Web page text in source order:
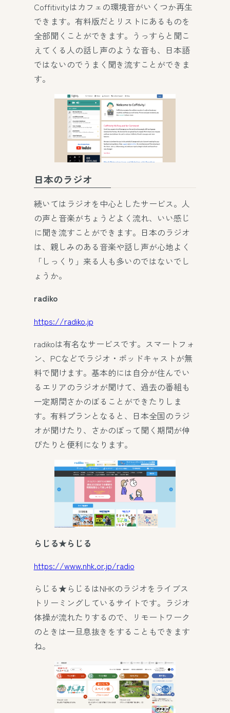
Coffitivityはカフェの環境音がいくつか再生
できます。有料版だとリストにあるものを
全部聞くことができます。うっすらと聞こ
えてくる人の話し声のような音も、日本語
ではないのでうまく聞き流すことができま
す。
日本のラジオ
続いてはラジオを中心としたサービス。人
の声と音楽がちょうどよく流れ、いい感じ
に聞き流すことができます。日本のラジオ
は、親しみのある音楽や話し声が心地よく
「しっくり」来る人も多いのではないでし
ょうか。
radiko
https://radiko.jp
radikoは有名なサービスです。スマートフォ
ン、PCなどでラジオ・ポッドキャストが無
料で聞けます。基本的には自分が住んでい
るエリアのラジオが聞けて、過去の番組も
一定期間さかのぼることができたりしま
す。有料プランとなると、日本全国のラジ
オが聞けたり、さかのぼって聞く期間が伸
びたりと便利になります。
らじる★らじる
https://www.nhk.or.jp/radio
らじる★らじるはNHKのラジオをライブス
トリーミングしているサイトです。ラジオ
体操が流れたりするので、リモートワーク
のときは一旦息抜きをすることもできます
ね。